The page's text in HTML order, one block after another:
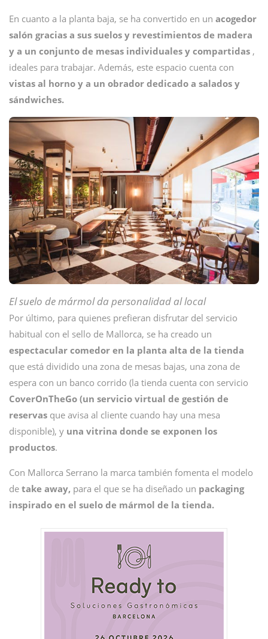
En cuanto a la planta baja, se ha convertido en un acogedor
salón gracias a sus suelos y revestimientos de madera
y a un conjunto de mesas individuales y compartidas ,
ideales para trabajar. Además, este espacio cuenta con
vistas al horno y a un obrador dedicado a salados y
sándwiches.
El suelo de mármol da personalidad al local
Por último, para quienes prefieran disfrutar del servicio
habitual con el sello de Mallorca, se ha creado un
espectacular comedor en la planta alta de la tienda
que está dividido una zona de mesas bajas, una zona de
espera con un banco corrido (la tienda cuenta con servicio
CoverOnTheGo (un servicio virtual de gestión de
reservas que avisa al cliente cuando hay una mesa
disponible), y una vitrina donde se exponen los
productos.
Con Mallorca Serrano la marca también fomenta el modelo
de take away, para el que se ha diseñado un packaging
inspirado en el suelo de mármol de la tienda.